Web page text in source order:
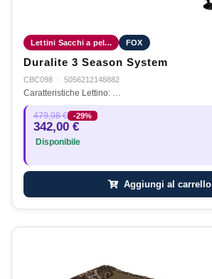
Lettini Sacchi a pel... FOX
Duralite 3 Season System
CBC098 · 5056212148882
Caratteristiche Lettino: …
479,98 € -29%
342,00 €
Disponibile
Aggiungi al carrello